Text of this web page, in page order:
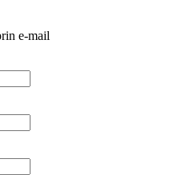
e-mail